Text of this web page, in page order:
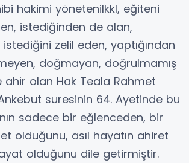
hakimi yönetenilkkl, eğiteni
istediğinden de alan,
zelil eden, yaptığından
doğmayan, doğrulmamış
ahir olan Hak Teala Rahmet
suresinin 64. Ayetinde bu
sadece bir eğlenceden, bir
olduğunu, asıl hayatın ahiret
olduğunu dile getirmiştir.